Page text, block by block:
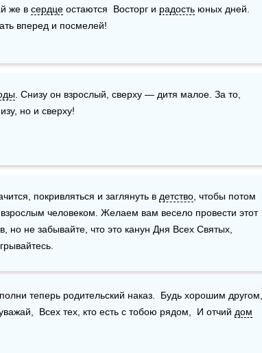
же в сердце остаются  Восторг и радость юных дней.
вперед и посмелей!
. Снизу он взрослый, сверху — дитя малое. За то,
но и сверху!
покривляться и заглянуть в детство , чтобы потом
человеком. Желаем вам весело провести этот
но не забывайте, что это канун Дня Всех Святых,
теперь родительский наказ.  Будь хорошим другом,
Всех тех, кто есть с тобою рядом,  И отчий дом